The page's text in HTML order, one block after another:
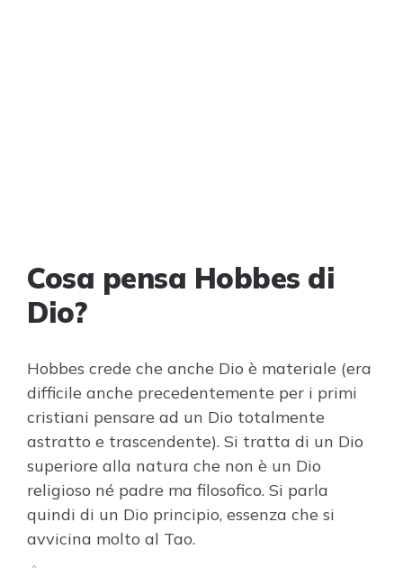
Cosa pensa Hobbes di
Dio?
Hobbes crede che anche Dio è materiale (era
difficile anche precedentemente per i primi
cristiani pensare ad un Dio totalmente
astratto e trascendente). Si tratta di un Dio
superiore alla natura che non è un Dio
religioso né padre ma filosofico. Si parla
quindi di un Dio principio, essenza che si
avvicina molto al Tao.